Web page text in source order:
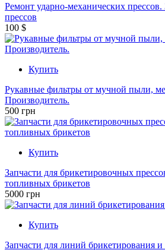
Ремонт ударно-механических
прессов
100 $
Купить
Рукавные фильтры от мучной пыли,
Производитель.
500 грн
Купить
Запчасти для брикетировочных
топливных брикетов
5000 грн
Купить
Запчасти для линий брикетирования